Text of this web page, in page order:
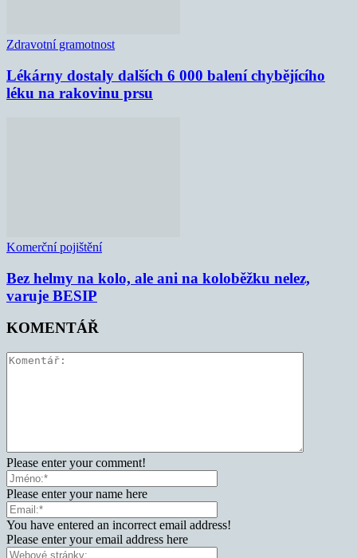
Zdravotní gramotnost
Lékárny dostaly dalších 6 000 balení chybějícího
léku na rakovinu prsu
Komerční pojištění
Bez helmy na kolo, ale ani na koloběžku nelez,
varuje BESIP
KOMENTÁŘ
Please enter your comment!
Please enter your name here
You have entered an incorrect email address!
Please enter your email address here